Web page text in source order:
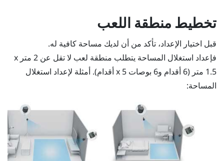
تخطيط منطقة اللعب
قبل اختيار الإعداد، تأكد من أن لديك مساحة كافية له.
فإعداد استغلال المساحة يتطلب منطقة لعب لا تقل عن 2 متر x
1.5 متر (6 أقدام و6 بوصات x 5 أقدام). أمثلة لإعداد استغلال
المساحة: